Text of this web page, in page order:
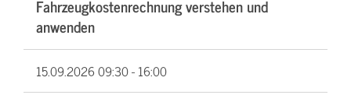
Fahrzeugkostenrechnung verstehen und
anwenden
15.09.202609:30 - 16:00